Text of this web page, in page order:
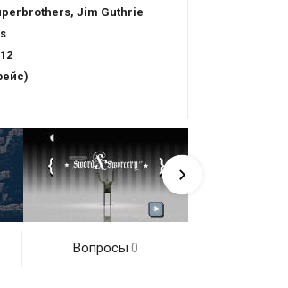
Jim Guthrie
Вопросы 0